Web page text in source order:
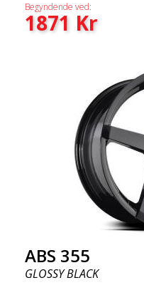
Begyndende ved:
1871 Kr
ABS 355
GLOSSY BLACK